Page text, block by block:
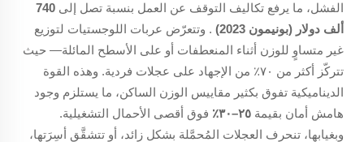
الفشل، ما يرفع تكاليف التوقف عن العمل بنسبة تصل إلى 740
ألف دولار (بونيمون 2023)
. وتتعرّض عربات اللوجستيات لتوزيع
غير متساوٍ للوزن أثناء المنعطفات أو على الأسطح المائلة— حيث
تتركّز أكثر من ٧٠٪ من الإجهاد على عجلات فردية. وهذه القوة
الديناميكية تفوق بكثير مقاييس الوزن الساكن، ما يستلزم وجود
هامش أمان بقيمة ٢٥–٣٠٪
فوق أقصى الأحمال التشغيلية.
وبغيابها، تنحرف العجلات المُحمَّلة بشكل زائد، أو تتشقَّق أسِرَتها،